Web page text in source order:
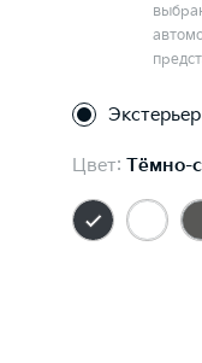
Экстерьер
Цвет: Тёмно-